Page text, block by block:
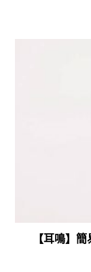
【耳鳴】